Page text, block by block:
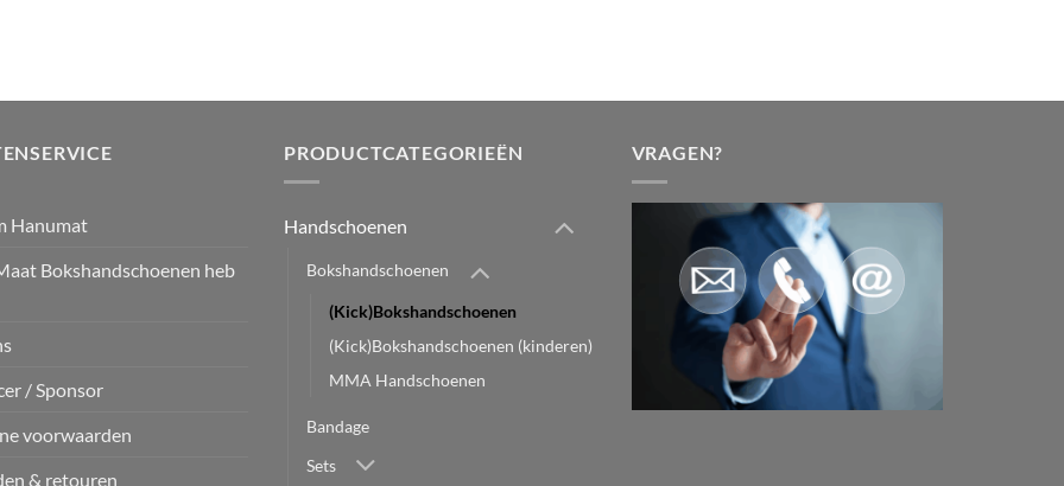
Hanumat
Bokshandschoenen heb
/ Sponsor
voorwaarden
& retouren
PRODUCTCATEGORIEËN
Handschoenen
Bokshandschoenen
(Kick)Bokshandschoenen
(Kick)Bokshandschoenen (kinderen)
MMA Handschoenen
Bandage
Sets
VRAGEN?